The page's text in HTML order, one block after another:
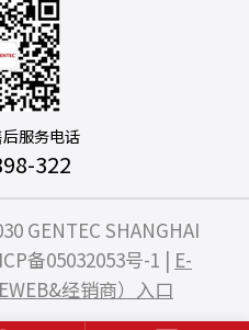
服务电话
322
GENTEC SHANGHAI
备05032053号-1 | E-
经销商）入口